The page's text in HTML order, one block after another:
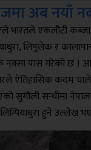
अब नयाँ
भारतले एकलौटी कब्जा
लिपुलेक र
नक्सा पास गरेको छ ।
ऐतिहासिक कदम
सुगौली सन्धीमा
हुने उल्लेख